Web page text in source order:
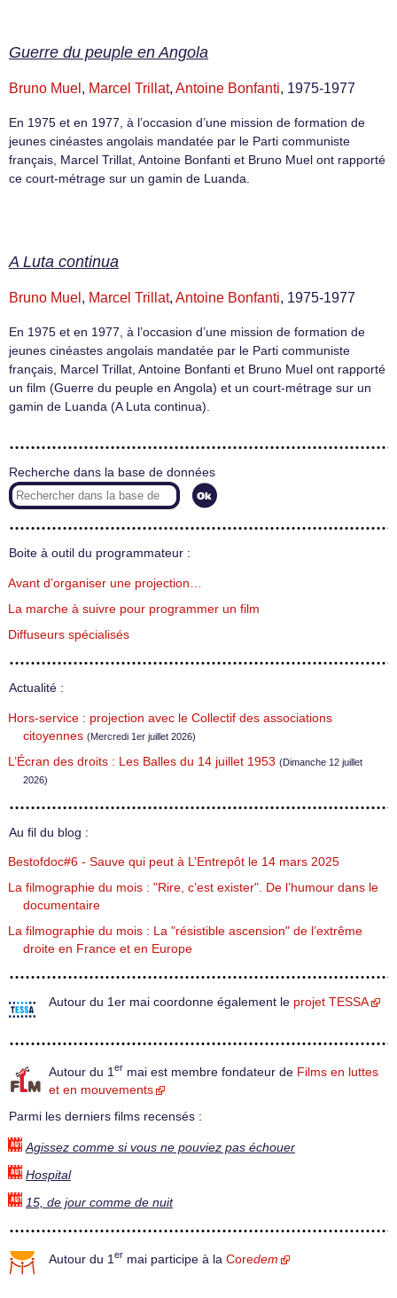
Guerre du peuple en Angola
Bruno Muel , Marcel Trillat, Antoine Bonfanti, 1975-1977
En 1975 et en 1977, à l’occasion d’une mission de formation de
jeunes cinéastes angolais mandatée par le Parti communiste
français, Marcel Trillat, Antoine Bonfanti et Bruno Muel ont rapporté
ce court-métrage sur un gamin de Luanda.
A Luta continua
Bruno Muel , Marcel Trillat, Antoine Bonfanti, 1975-1977
En 1975 et en 1977, à l’occasion d’une mission de formation de
jeunes cinéastes angolais mandatée par le Parti communiste
français, Marcel Trillat, Antoine Bonfanti et Bruno Muel ont rapporté
un film (Guerre du peuple en Angola) et un court-métrage sur un
gamin de Luanda (A Luta continua).
Recherche dans la base de données
Boite à outil du programmateur :
Avant d’organiser une projection…
La marche à suivre pour programmer un film
Diffuseurs spécialisés
Actualité :
Hors-service : projection avec le Collectif des associations
citoyennes (Mercredi 1er juillet 2026)
L’Écran des droits : Les Balles du 14 juillet 1953 (Dimanche 12 juillet
2026)
Au fil du blog :
Bestofdoc#6 - Sauve qui peut à L’Entrepôt le 14 mars 2025
La filmographie du mois : "Rire, c’est exister". De l’humour dans le
documentaire
La filmographie du mois : La "résistible ascension" de l’extrême
droite en France et en Europe
Autour du 1er mai coordonne également le projet TESSA
Autour du 1 er mai est membre fondateur de Films en luttes
et en mouvements
Parmi les derniers films recensés :
Agissez comme si vous ne pouviez pas échouer
Hospital
15, de jour comme de nuit
Autour du 1 er mai participe à la Coredem